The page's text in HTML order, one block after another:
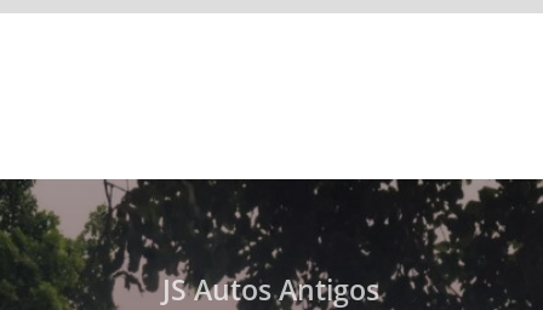
JS Autos Antigos